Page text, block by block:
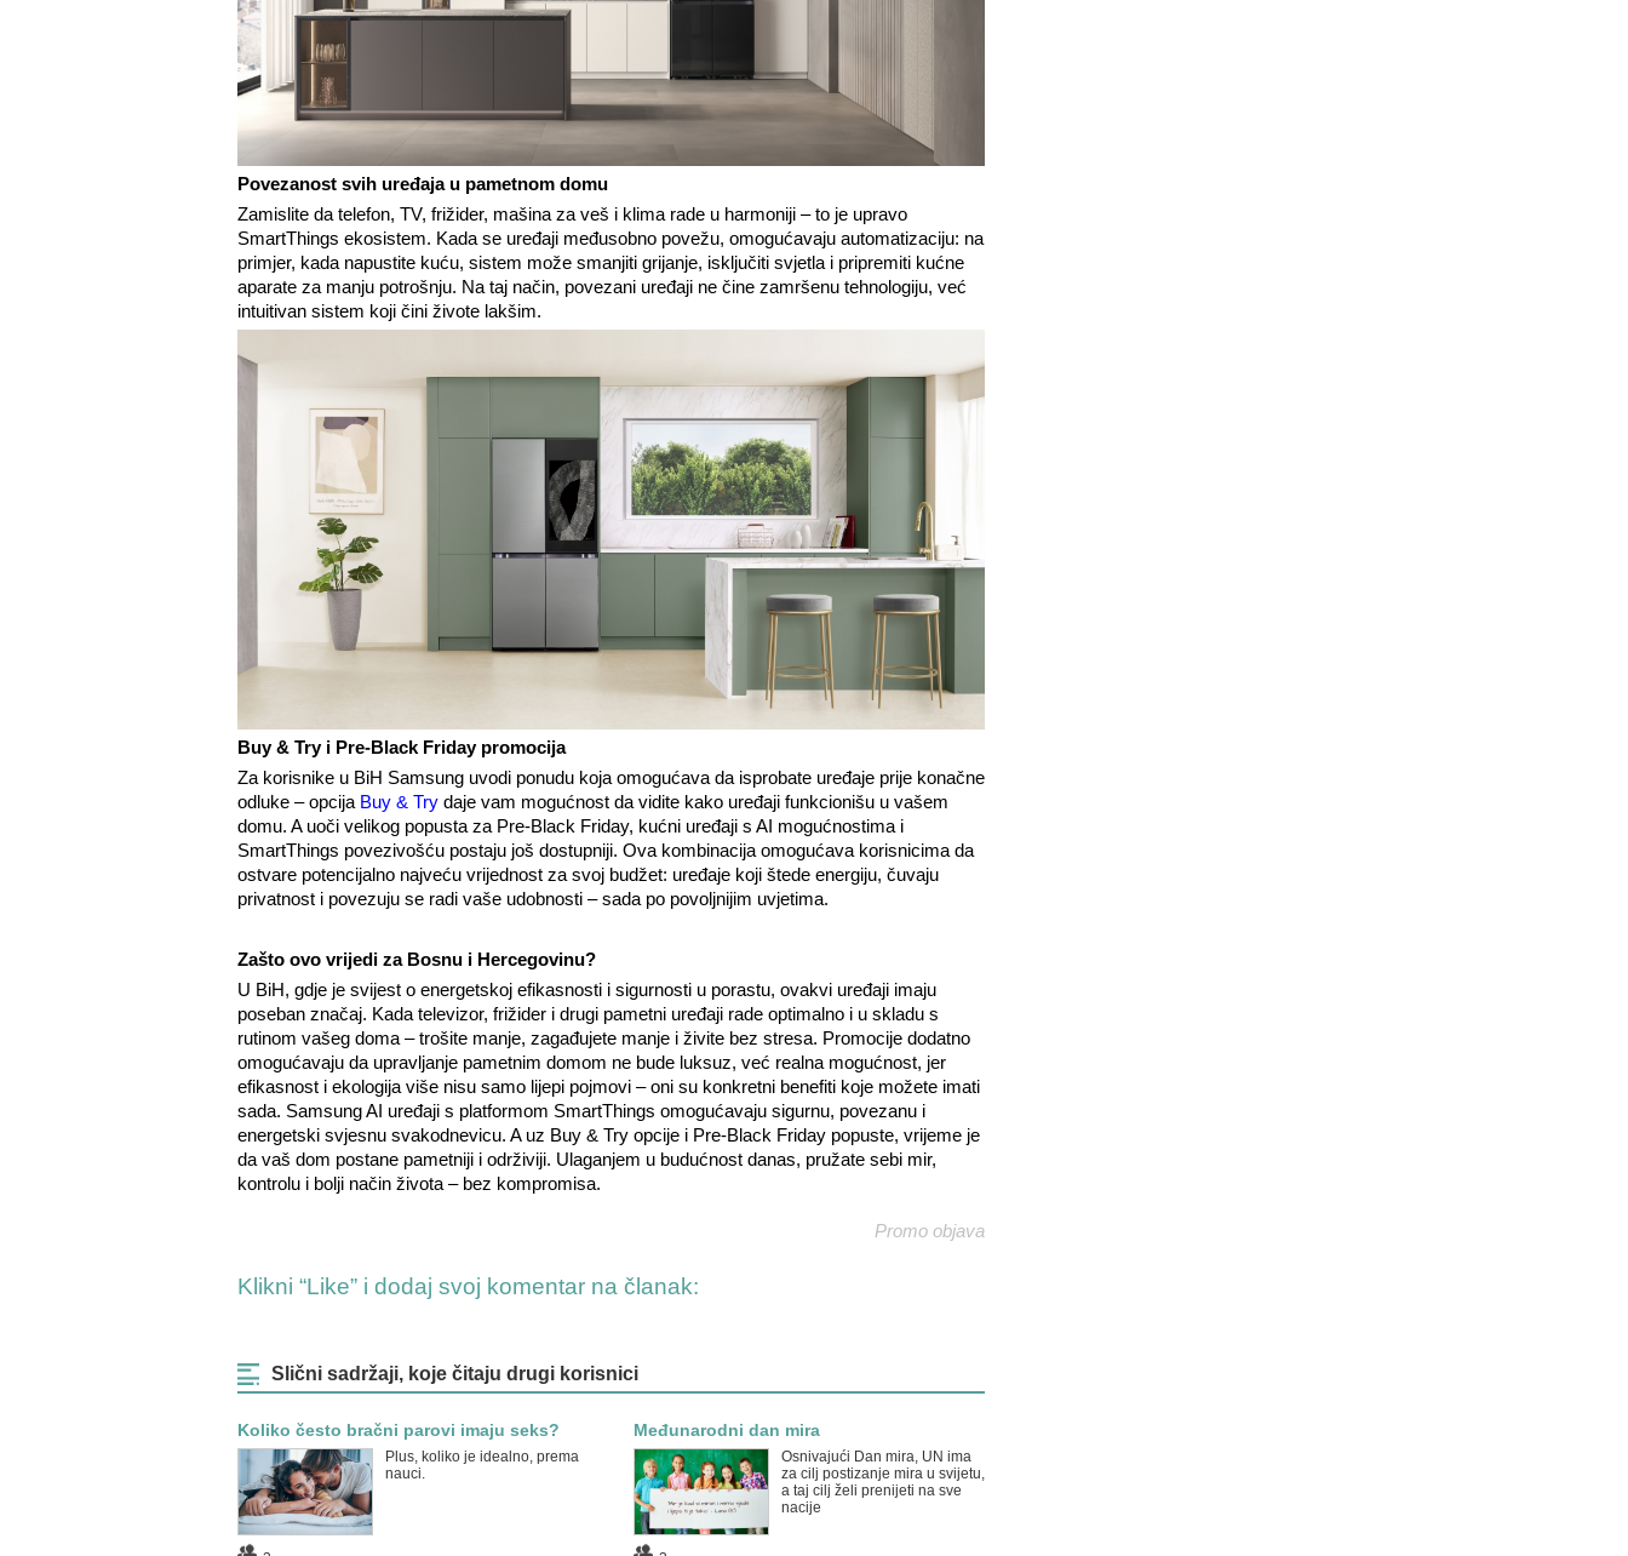
Povezanost svih uređaja u pametnom domu
Zamislite da telefon, TV, frižider, mašina za veš i klima rade u harmoniji – to je upravo
SmartThings ekosistem. Kada se uređaji međusobno povežu, omogućavaju automatizaciju: na
primjer, kada napustite kuću, sistem može smanjiti grijanje, isključiti svjetla i pripremiti kućne
aparate za manju potrošnju. Na taj način, povezani uređaji ne čine zamršenu tehnologiju, već
intuitivan sistem koji čini živote lakšim.
Buy & Try i Pre-Black Friday promocija
Za korisnike u BiH Samsung uvodi ponudu koja omogućava da isprobate uređaje prije konačne
odluke – opcija Buy & Trydaje vam mogućnost da vidite kako uređaji funkcionišu u vašem
domu. A uoči velikog popusta za Pre-Black Friday, kućni uređaji s AI mogućnostima i
SmartThings povezivošću postaju još dostupniji. Ova kombinacija omogućava korisnicima da
ostvare potencijalno najveću vrijednost za svoj budžet: uređaje koji štede energiju, čuvaju
privatnost i povezuju se radi vaše udobnosti – sada po povoljnijim uvjetima.
Zašto ovo vrijedi za Bosnu i Hercegovinu?
U BiH, gdje je svijest o energetskoj efikasnosti i sigurnosti u porastu, ovakvi uređaji imaju
poseban značaj. Kada televizor, frižider i drugi pametni uređaji rade optimalno i u skladu s
rutinom vašeg doma – trošite manje, zagađujete manje i živite bez stresa. Promocije dodatno
omogućavaju da upravljanje pametnim domom ne bude luksuz, već realna mogućnost, jer
efikasnost i ekologija više nisu samo lijepi pojmovi – oni su konkretni benefiti koje možete imati
sada. Samsung AI uređaji s platformom SmartThings omogućavaju sigurnu, povezanu i
energetski svjesnu svakodnevicu. A uz Buy & Try opcije i Pre-Black Friday popuste, vrijeme je
da vaš dom postane pametniji i održiviji. Ulaganjem u budućnost danas, pružate sebi mir,
kontrolu i bolji način života – bez kompromisa.
Promo objava
Klikni “Like” i dodaj svoj komentar na članak:
Slični sadržaji, koje čitaju drugi korisnici
Koliko često bračni parovi imaju seks?
Plus, koliko je idealno, prema
nauci.
Međunarodni dan mira
Osnivajući Dan mira, UN ima
za cilj postizanje mira u svijetu,
a taj cilj želi prenijeti na sve
nacije